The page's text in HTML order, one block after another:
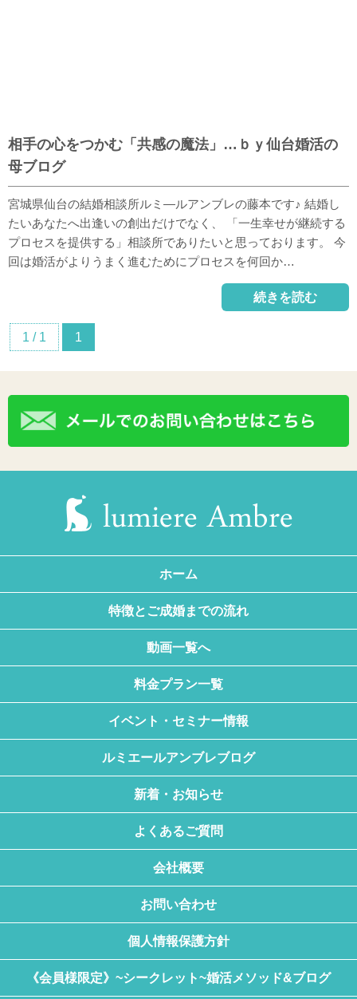
相手の心をつかむ「共感の魔法」…ｂｙ仙台婚活の
母ブログ
宮城県仙台の結婚相談所ルミ―ルアンブレの藤本です♪ 結婚し
たいあなたへ出逢いの創出だけでなく、 「一生幸せが継続する
プロセスを提供する」相談所でありたいと思っております。 今
回は婚活がよりうまく進むためにプロセスを何回か…
続きを読む
1 / 1 1
ホーム
特徴とご成婚までの流れ
動画一覧へ
料金プラン一覧
イベント・セミナー情報
ルミエールアンブレブログ
新着・お知らせ
よくあるご質問
会社概要
お問い合わせ
個人情報保護方針
《会員様限定》~シークレット~婚活メソッド&ブログ